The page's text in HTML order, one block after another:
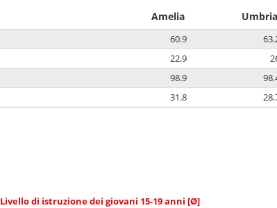
Amelia Umbria
60.9
22.9
98.9
31.8
Livello di istruzione dei giovani 15-19 anni [Ø]